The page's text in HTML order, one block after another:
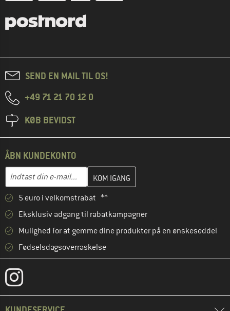
SEND EN MAIL TIL OS!
+49 71 21 70 12 0
KØB BEVIDST
ÅBN KUNDEKONTO
E-mail-adresse
Indtast din e-mailadresse her, og opret i næste trin din
5 euro i velkomstrabat **
Eksklusiv adgang til rabatkampagner
Mulighed for at gemme dine produkter på en ønskeseddel
Fødselsdagsoverraskelse